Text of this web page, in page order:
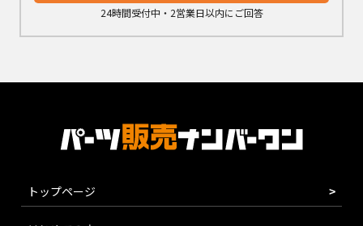
24時間受付中・2営業日以内にご回答
トップページ